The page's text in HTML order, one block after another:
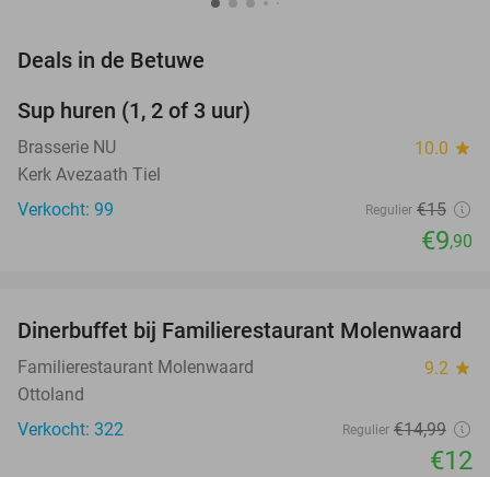
Deals in de Betuwe
Sup huren (1, 2 of 3 uur)
Brasserie NU 10.0 star
Kerk Avezaath Tiel
Verkocht: 99
Regulier €15
€9,90
20%
Dinerbuffet bij Familierestaurant Molenwaard
Familierestaurant Molenwaard 9.2 star
Ottoland
Verkocht: 322
Regulier €14,99
€12